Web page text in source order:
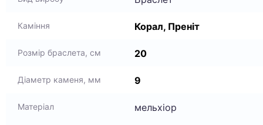
Каміння Корал, Преніт
Розмір браслета, см 20
Діаметр каменя, мм 9
Матеріал мельхіор